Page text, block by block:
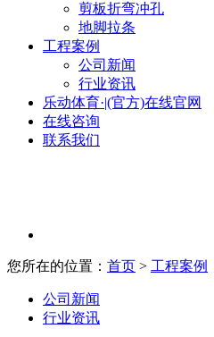
剪板折弯冲孔
地脚拉条
工程案例
公司新闻
行业资讯
乐动体育·|(官方)在线官网
在线咨询
联系我们
您所在的位置： 首页 > 工程案例
公司新闻
行业资讯